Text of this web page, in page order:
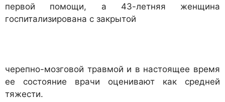
первой помощи, а 43-летняя женщина
госпитализирована с закрытой
черепно-мозговой травмой и в настоящее время
ее состояние врачи оценивают как средней
тяжести.